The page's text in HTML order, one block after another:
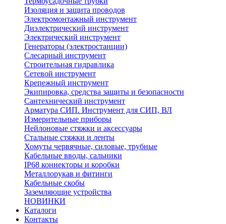
Изоляция и защита проводов
Электромонтажный инструмент
Диэлектрический инструмент
Электрический инструмент
Генераторы (электростанции)
Слесарный инструмент
Строительная гидравлика
Сетевой инструмент
Крепежный инструмент
Экипировка, средства защиты и безопасности
Сантехнический инструмент
Арматура СИП. Инструмент для СИП, ВЛ
Измерительные приборы
Нейлоновые стяжки и аксессуары
Стальные стяжки и ленты
Хомуты червячные, силовые, трубные
Кабельные вводы, сальники
IP68 коннекторы и коробки
Металлорукав и фитинги
Кабельные скобы
Заземляющие устройства
НОВИНКИ
Каталоги
Контакты